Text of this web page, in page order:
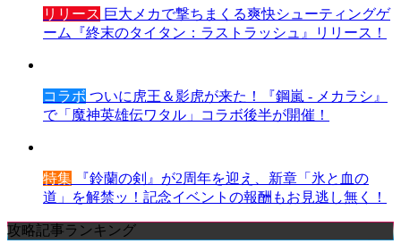
リリース 巨大メカで撃ちまくる爽快シューティングゲ
ーム『終末のタイタン：ラストラッシュ』リリース！
コラボ ついに虎王＆影虎が来た！『鋼嵐 - メカラシ』
で「魔神英雄伝ワタル」コラボ後半が開催！
特集 『鈴蘭の剣』が2周年を迎え、新章「氷と血の
道」を解禁ッ！記念イベントの報酬もお見逃し無く！
攻略記事ランキング